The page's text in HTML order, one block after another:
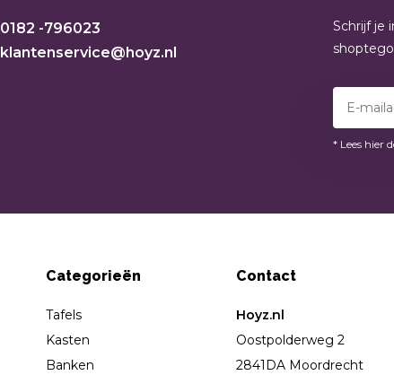
0182 -796023
klantenservice@hoyz.nl
Schrijf je
* Lees hier
Categorieën
Tafels
Kasten
Banken
Contact
Hoyz.nl
Oostpolderweg 2
2841DA Moordrecht